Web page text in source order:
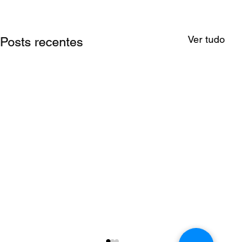
Posts recentes Ver tudo